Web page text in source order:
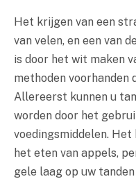
Het krijgen van een
van velen, en een van
is door het wit maken
methoden voorhanden
Allereerst kunnen u
worden door het
voedingsmiddelen.
het eten van appels,
gele laag op uw